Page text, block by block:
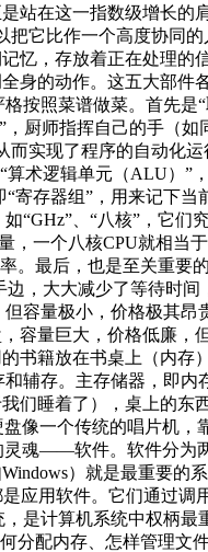
在这一指数级增长的
把它比作一个高度协同
忆，存放着正在处理的
身的动作。这五大部件
按照菜谱做菜。首先是
，厨师指挥自己的手（
实现了程序的自动化运
术逻辑单元（ALU）”
寄存器组”，用来记下
“GHz”、“八核”，它们
，一个八核CPU就相当
。最后，也是至关重要
，大大减少了等待时间
容量极小，价格极其
容量巨大，价格低廉，
书籍放在书桌上（内存
辅存。主存储器，即
们睡着了），桌上的东
像一个传统的唱片机，
灵魂——软件。软件分为
）就是最重要的
应用软件。它们通过调
是计算机系统中权柄最
分配内存、怎样管理文